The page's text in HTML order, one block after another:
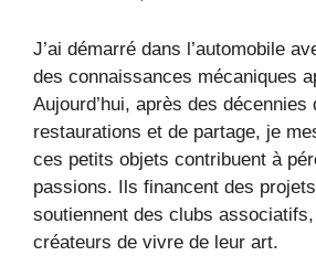
J’ai démarré dans l’automobile
des connaissances mécaniques
Aujourd’hui, après des décennies
restaurations et de partage, je
ces petits objets contribuent à
passions. Ils financent des
soutiennent des clubs
créateurs de vivre de leur art.